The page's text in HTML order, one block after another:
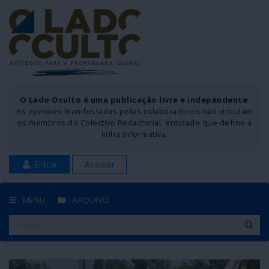
O Lado Oculto é uma publicação livre e independente.
As opiniões manifestadas pelos colaboradores não vinculam
os membros do Colectivo Redactorial, entidade que define a
linha informativa.
Entrar Assinar
MENU ARQUIVO